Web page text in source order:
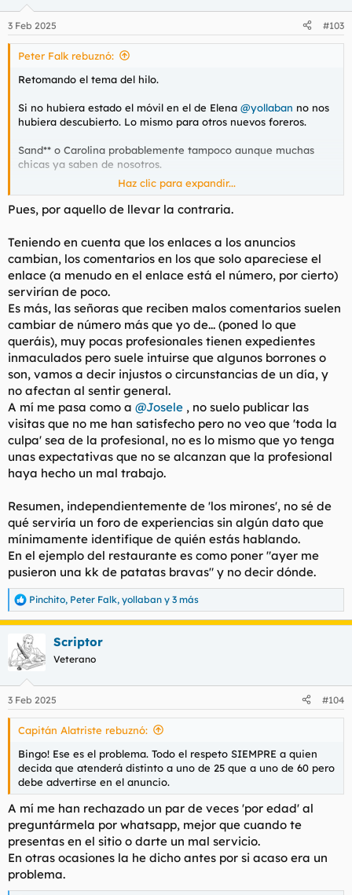
e
s
3 Feb 2025 #103
Peter Falk rebuznó:
Retomando el tema del hilo.
Si no hubiera estado el móvil en el de Elena @yollaban no nos
hubiera descubierto. Lo mismo para otros nuevos foreros.
Sand** o Carolina probablemente tampoco aunque muchas
chicas ya saben de nosotros.
Es interesante este debate sobre el crecimiento del foro y su
autogestión.
Lo que tengo claro por ahora y parece que hay quorum es no
poner telf en hilos críticos con ellas.
Haz clic para expandir...
Pues, por aquello de llevar la contraria.
Teniendo en cuenta que los enlaces a los anuncios
cambian, los comentarios en los que solo apareciese el
enlace (a menudo en el enlace está el número, por cierto)
servirían de poco.
Es más, las señoras que reciben malos comentarios suelen
cambiar de número más que yo de... (poned lo que
queráis), muy pocas profesionales tienen expedientes
inmaculados pero suele intuirse que algunos borrones o
son, vamos a decir injustos o circunstancias de un día, y
no afectan al sentir general.
A mí me pasa como a @Josele , no suelo publicar las
visitas que no me han satisfecho pero no veo que 'toda la
culpa' sea de la profesional, no es lo mismo que yo tenga
unas expectativas que no se alcanzan que la profesional
haya hecho un mal trabajo.
Resumen, independientemente de 'los mirones', no sé de
qué serviría un foro de experiencias sin algún dato que
mínimamente identifique de quién estás hablando.
En el ejemplo del restaurante es como poner "ayer me
pusieron una kk de patatas bravas" y no decir dónde.
R
e
a
c
c
i
e
s
Pinchito, Peter Falk, yollaban y 3 más
Scriptor
Veterano
3 Feb 2025 #104
Capitán Alatriste rebuznó:
Bingo! Ese es el problema. Todo el respeto SIEMPRE a quien
decida que atenderá distinto a uno de 25 que a uno de 60 pero
debe advertirse en el anuncio.
A mí me han rechazado un par de veces 'por edad' al
preguntármela por whatsapp, mejor que cuando te
presentas en el sitio o darte un mal servicio.
En otras ocasiones la he dicho antes por si acaso era un
problema.